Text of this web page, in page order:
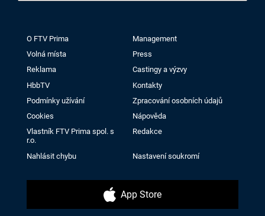
O FTV Prima
Management
Volná místa
Press
Reklama
Castingy a výzvy
HbbTV
Kontakty
Podmínky užívání
Zpracování osobních údajů
Cookies
Nápověda
Vlastník FTV Prima spol. s
r.o.
Redakce
Nahlásit chybu Nastavení soukromí
App Store